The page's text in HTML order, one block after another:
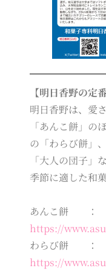
【明日香野の定
明日香野は、愛
「あんこ餅」の
の「わらび餅」
「大人の団子」
季節に適した和
あんこ餅 ：
https://
わらび餅 ：
https://